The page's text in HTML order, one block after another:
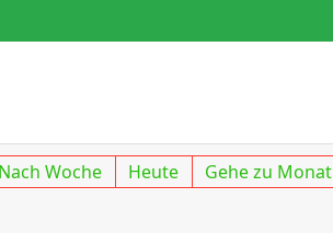
Nach Woche Heute Gehe zu Monat